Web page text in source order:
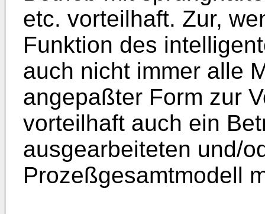
etc. vorteilhaft. Zur,
Funktion des
auch nicht immer alle
angepaßter Form zur
vorteilhaft auch ein
ausgearbeiteten und/
Prozeßgesamtmodell